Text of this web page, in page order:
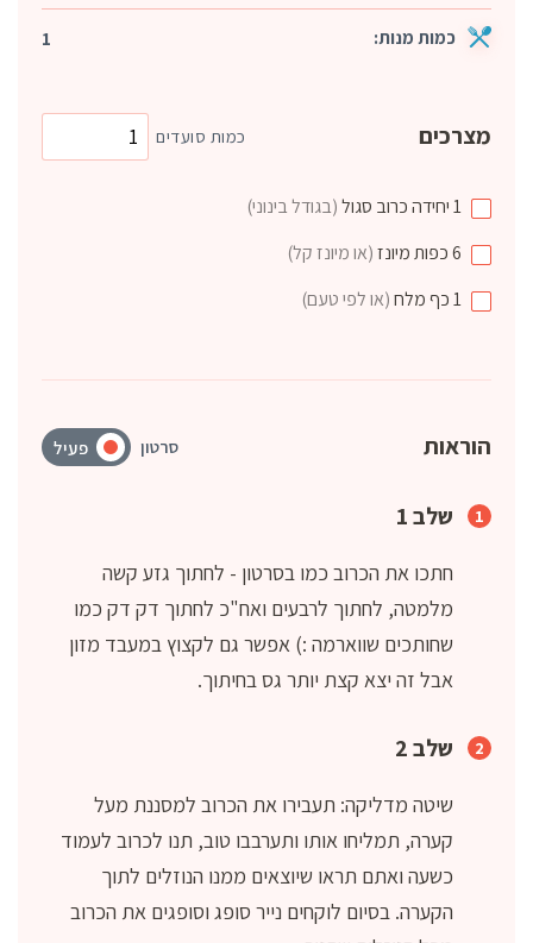
כמות מנות: 1
מצרכים כמות סועדים
1יחידהכרוב סגול(בגודל בינוני)
6כפותמיונז(או מיונז קל)
1כףמלח(או לפי טעם)
הוראות סרטון פעיל
שלב 1
חתכו את הכרוב כמו בסרטון - לחתוך גזע קשה
מלמטה, לחתוך לרבעים ואח"כ לחתוך דק דק כמו
שחותכים שווארמה :) אפשר גם לקצוץ במעבד מזון
אבל זה יצא קצת יותר גס בחיתוך.
שלב 2
שיטה מדליקה: תעבירו את הכרוב למסננת מעל
קערה, תמליחו אותו ותערבבו טוב, תנו לכרוב לעמוד
כשעה ואתם תראו שיוצאים ממנו הנוזלים לתוך
הקערה. בסיום לוקחים נייר סופג וסופגים את הכרוב